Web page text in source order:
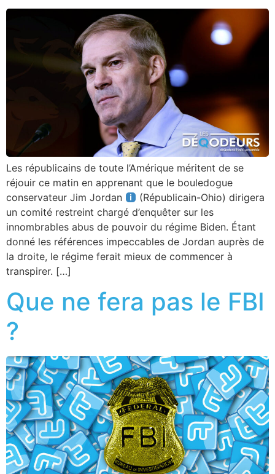
Les républicains de toute l’Amérique méritent de se
réjouir ce matin en apprenant que le bouledogue
conservateur Jim Jordan
(Républicain-Ohio) dirigera
un comité restreint chargé d’enquêter sur les
innombrables abus de pouvoir du régime Biden. Étant
donné les références impeccables de Jordan auprès de
la droite, le régime ferait mieux de commencer à
transpirer. […]
Que ne fera pas le FBI
?